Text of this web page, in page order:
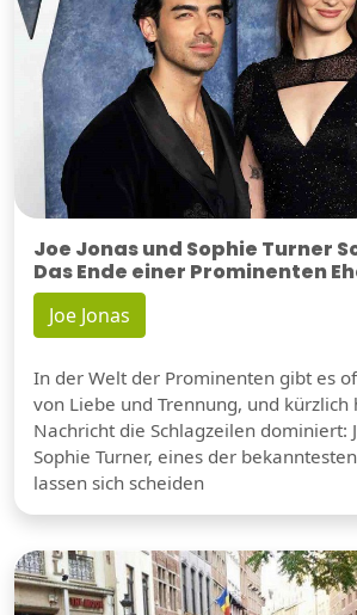
Joe Jonas und Sophie Turner
Das Ende einer Prominenten
Joe Jonas
In der Welt der Prominenten gibt es
von Liebe und Trennung, und kürzlich
Nachricht die Schlagzeilen dominiert:
Sophie Turner, eines der
lassen sich scheiden